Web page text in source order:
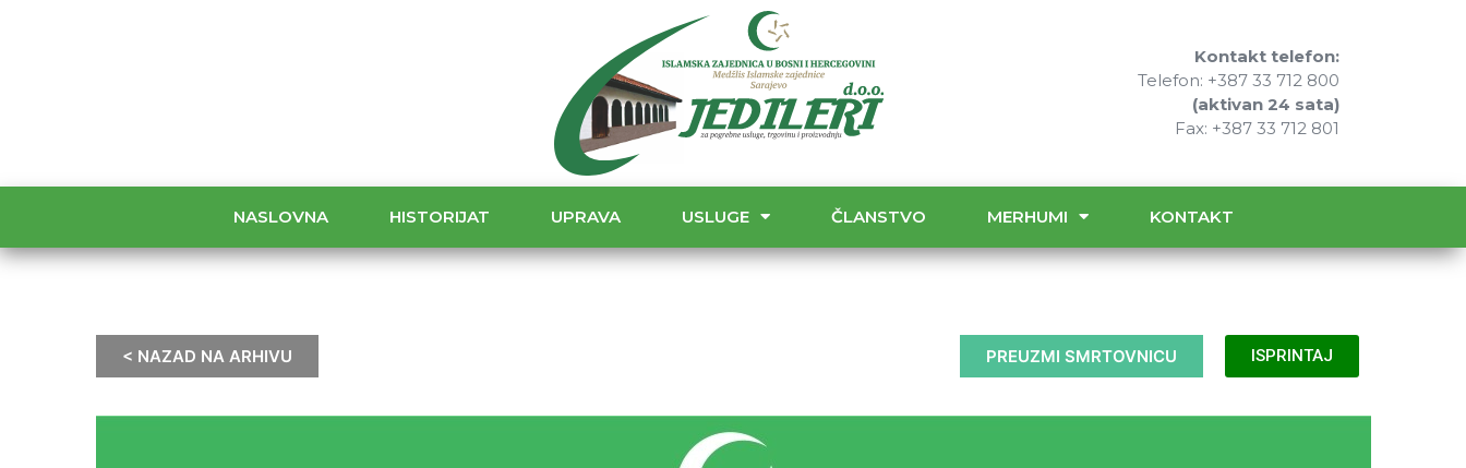
Kontakt telefon:
Telefon: +387 33 712 800
(aktivan 24 sata)
Fax: +387 33 712 801
NASLOVNA HISTORIJAT UPRAVA USLUGE ČLANSTVO MERHUMI KONTAKT
< NAZAD NA ARHIVU PREUZMI SMRTOVNICU ISPRINTAJ